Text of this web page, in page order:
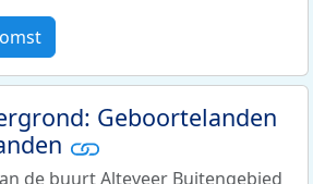
Geboortelanden
de buurt Alteveer Buitengebied